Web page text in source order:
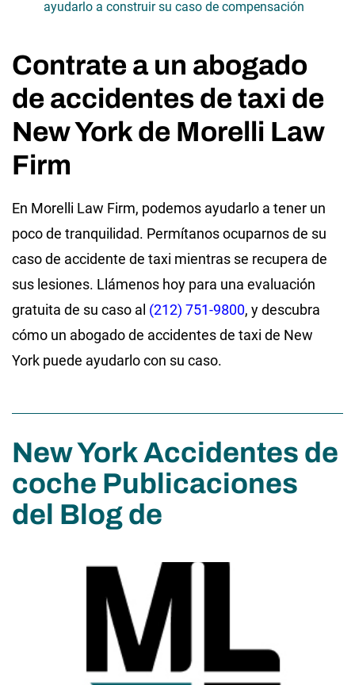
ayudarlo a construir su caso de compensación
Contrate a un abogado
de accidentes de taxi de
New York de Morelli Law
Firm
En Morelli Law Firm, podemos ayudarlo a tener un
poco de tranquilidad. Permítanos ocuparnos de su
caso de accidente de taxi mientras se recupera de
sus lesiones. Llámenos hoy para una evaluación
gratuita de su caso al (212) 751-9800, y descubra
cómo un abogado de accidentes de taxi de New
York puede ayudarlo con su caso.
New York Accidentes de
coche Publicaciones
del Blog de